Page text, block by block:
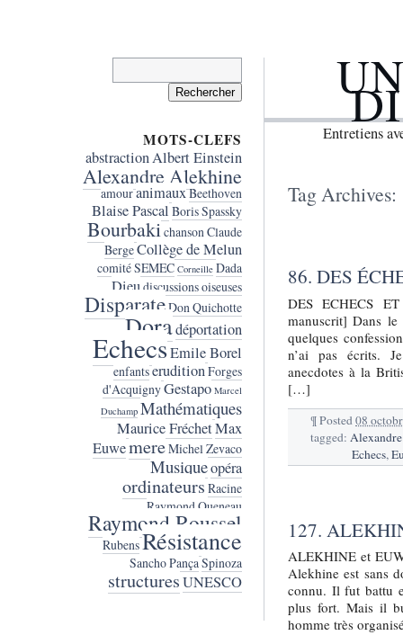
Entretiens
Tag Archives:
86. DES
DES ECHECS
manuscrit] Dans
quelques
n’ai pas écrits.
anecdotes à la
[…]
¶Posted08
tagged:
Echecs,
127.
ALEKHINE et
Alekhine est sans
connu. Il fut battu
plus fort. Mais il
homme très
MOTS-CLEFS
abstractionAlbert Einstein
Alexandre Alekhine
amouranimauxBeethoven
Blaise Pascal Boris Spassky
BourbakichansonClaude
BergeCollège de Melun
comité SEMEC Corneille Dada
Dieu discussions oiseuses
DisparateDon Quichotte
Doradéportation
EchecsEmile Borel
enfantseruditionForges
d'AcquignyGestapo Marcel
Duchamp Mathématiques
Maurice FréchetMax
EuwemereMichel Zevaco
Musiqueopéra
ordinateurs Racine
Raymond Queneau
Raymond Roussel
RubensRésistance
Sancho PançaSpinoza
structuresUNESCO